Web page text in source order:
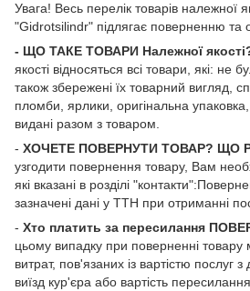
Увага! Весь перелік товарів належної
"Gidrotsilindr" підлягає поверненню та
- ЩО ТАКЕ ТОВАРИ Належної
якості відносяться всі товари, які: не
також збережені їх товарний вигляд,
пломби, ярлики, оригінальна
видані разом з товаром.
- ХОЧЕТЕ ПОВЕРНУТИ ТОВАР? ЩО
узгодити повернення товару, Вам
які вказані в розділі
зазначені дані у ТТН при отриманні
- Хто платить за пересилання
цьому випадку при поверненні
витрат, пов'язаних із вартістю послуг
виїзд кур'єра або вартість